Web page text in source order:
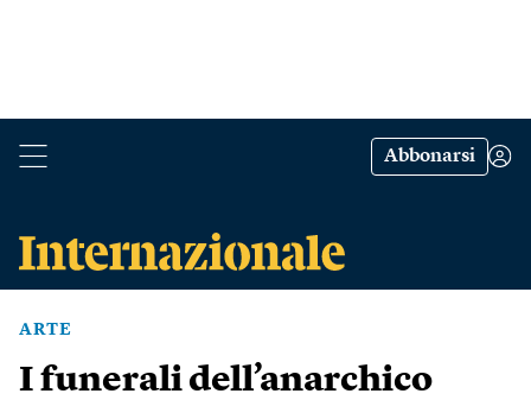
Abbonarsi
ARTE
I funerali dell’anarchico